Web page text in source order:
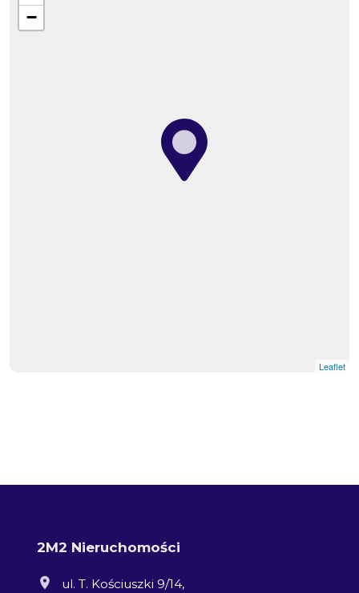
−
Leaflet
2M2 Nieruchomości
ul. T. Kościuszki 9/14,